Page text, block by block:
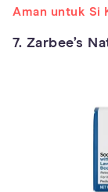
Aman untuk Si
7. Zarbee’s